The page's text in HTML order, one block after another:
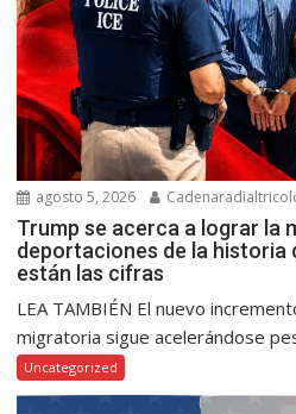
agosto 5, 2026
Trump se acerca a lograr la
deportaciones de la historia
están las cifras
LEA TAMBIÉN El nuevo
migratoria sigue acelerándose
Uncategorized